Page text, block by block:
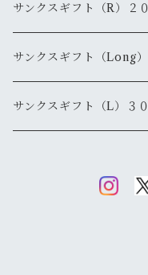
退職・退官
サンクスギフト（R）２
サンクスギフト（Long
サンクスギフト（L）３